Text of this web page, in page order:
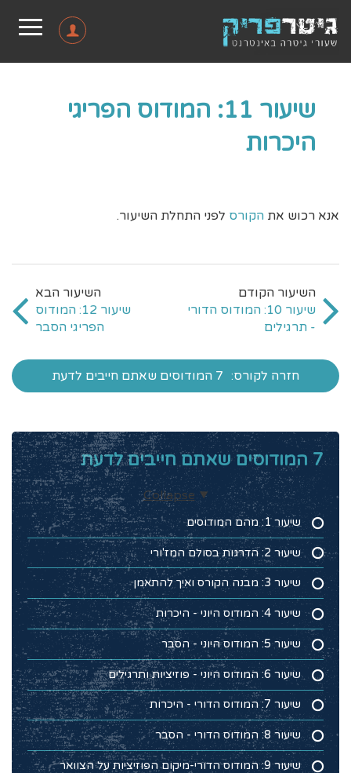
שיעור 11: המודוס הפריגי
היכרות
אנא רכוש את הקורס לפני התחלת השיעור.
שיעור 10: המודוס הדורי
- תרגילים
שיעור 12: המודוס
הפריגי הסבר
חזרה לקורס: 7 המודוסים שאתם חייבים לדעת
7 המודוסים שאתם חייבים לדעת
Collapse
שיעור 1: מהם המודוסים
שיעור 2: הדרגות בסולם המז'ורי
שיעור 3: מבנה הקורס ואיך להתאמן
שיעור 4: המודוס היוני - היכרות
שיעור 5: המודוס היוני - הסבר
שיעור 6: המודוס היוני - פוזיציות ותרגילים
שיעור 7: המודוס הדורי - היכרות
שיעור 8: המודוס הדורי - הסבר
שיעור 9: המודוס הדורי-מיקום הפוזיציות על הצוואר